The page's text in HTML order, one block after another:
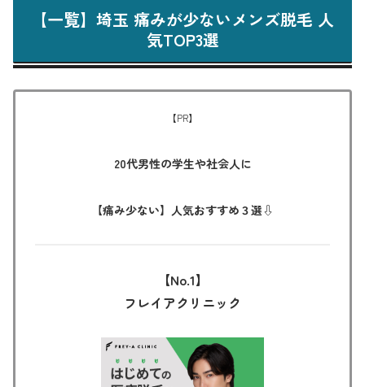
【一覧】埼玉 痛みが少ないメンズ脱毛 人
気TOP3選
【PR】
20代男性の学生や社会人に
【痛み少ない】 人気おすすめ３選⇩
【No.1】
フレイアクリニック